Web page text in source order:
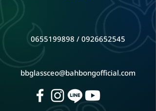
0655199898 /0926652545
bbglassceo@bahbongofficial.com